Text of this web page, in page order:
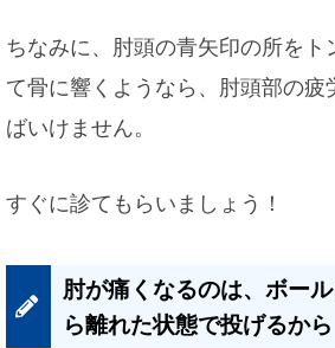
ちなみに、肘頭の青矢印の所をト
て骨に響くようなら、肘頭部の疲
ばいけません。
すぐに診てもらいましょう！
肘が痛くなるのは、ボー
ら離れた状態で投げるから